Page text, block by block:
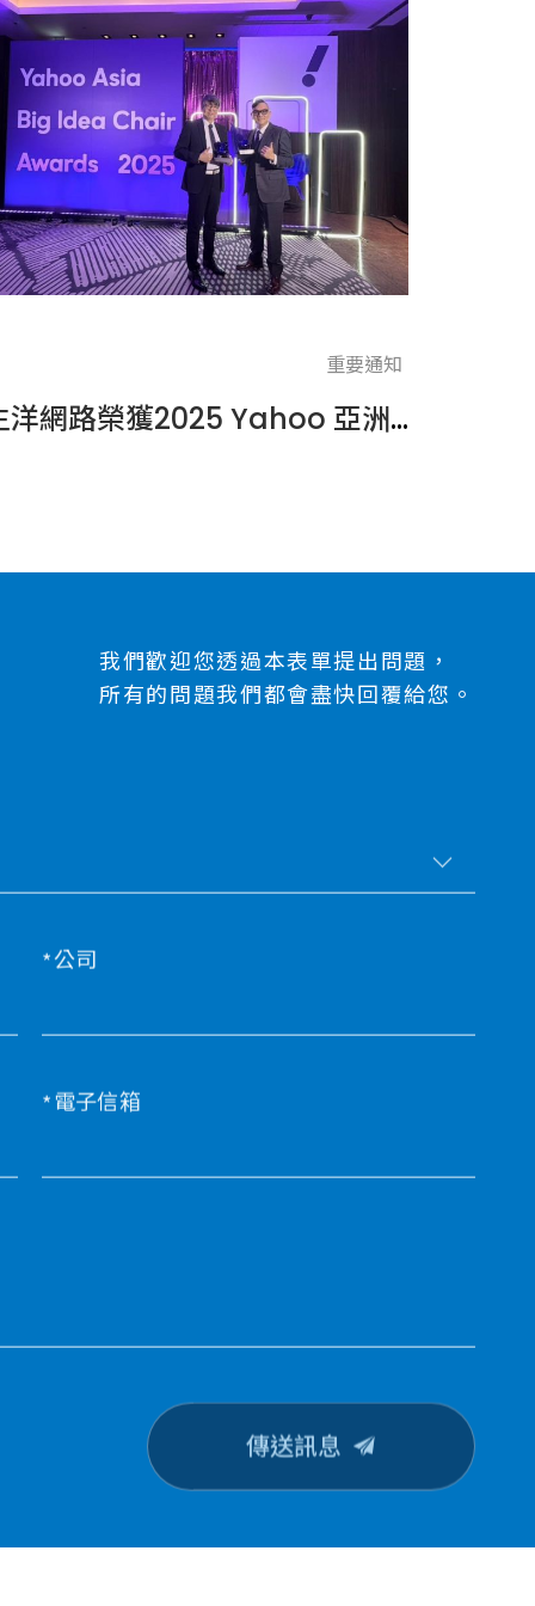
重要通知
生洋網路榮獲2025 Yahoo 亞洲創意大獎雙項殊榮
我們歡迎您透過本表單提出問題，
所有的問題我們都會盡快回覆給您。
公司
電子信箱
傳送訊息